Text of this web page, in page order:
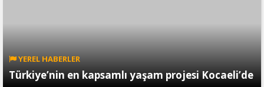
YEREL HABERLER
Türkiye’nin en kapsamlı yaşam projesi Kocaeli’de